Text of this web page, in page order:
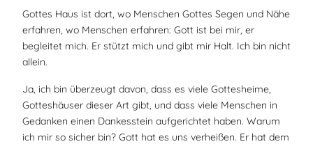
Gottes Haus ist dort, wo Menschen Gottes Segen und Nähe
erfahren, wo Menschen erfahren: Gott ist bei mir, er
begleitet mich. Er stützt mich und gibt mir Halt. Ich bin nicht
allein.
Ja, ich bin überzeugt davon, dass es viele Gottesheime,
Gotteshäuser dieser Art gibt, und dass viele Menschen in
Gedanken einen Dankesstein aufgerichtet haben. Warum
ich mir so sicher bin? Gott hat es uns verheißen. Er hat dem